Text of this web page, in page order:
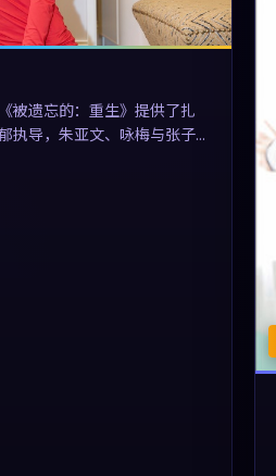
被遗忘的：重生》提供了扎
执导，朱亚文、咏梅与张子
年于法国上映，内容用喜剧
温和反讽，关键词包含高清
反转，适合检索「2025动
户。